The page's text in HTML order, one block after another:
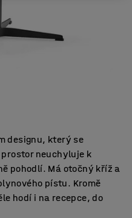
designu, který se
neuchyluje k
pohodlí. Má otočný kříž a
pístu. Kromě
hodí i na recepce, do